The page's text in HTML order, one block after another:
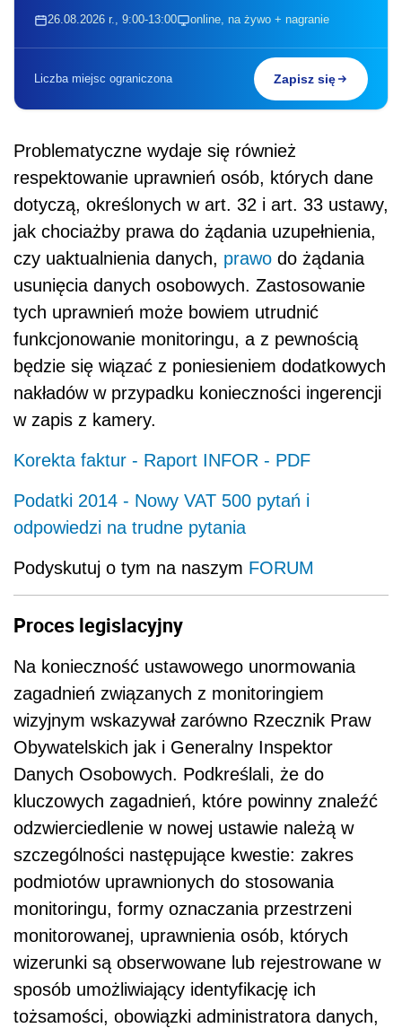
26.08.2026 r., 9:00-13:00 online, na żywo + nagranie
Liczba miejsc ograniczona Zapisz się
Problematyczne wydaje się również
respektowanie uprawnień osób, których dane
dotyczą, określonych w art. 32 i art. 33 ustawy,
jak chociażby prawa do żądania uzupełnienia,
czy uaktualnienia danych, prawo do żądania
usunięcia danych osobowych. Zastosowanie
tych uprawnień może bowiem utrudnić
funkcjonowanie monitoringu, a z pewnością
będzie się wiązać z poniesieniem dodatkowych
nakładów w przypadku konieczności ingerencji
w zapis z kamery.
Korekta faktur - Raport INFOR - PDF
Podatki 2014 - Nowy VAT 500 pytań i
odpowiedzi na trudne pytania
Podyskutuj o tym na naszym FORUM
Proces legislacyjny
Na konieczność ustawowego unormowania
zagadnień związanych z monitoringiem
wizyjnym wskazywał zarówno Rzecznik Praw
Obywatelskich jak i Generalny Inspektor
Danych Osobowych. Podkreślali, że do
kluczowych zagadnień, które powinny znaleźć
odzwierciedlenie w nowej ustawie należą w
szczególności następujące kwestie: zakres
podmiotów uprawnionych do stosowania
monitoringu, formy oznaczania przestrzeni
monitorowanej, uprawnienia osób, których
wizerunki są obserwowane lub rejestrowane w
sposób umożliwiający identyfikację ich
tożsamości, obowiązki administratora danych,